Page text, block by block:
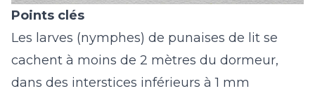
Points clés
Les larves (nymphes) de punaises de lit se
cachent à moins de 2 mètres du dormeur,
dans des interstices inférieurs à 1 mm